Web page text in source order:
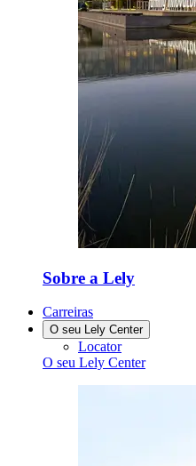
Sobre a Lely
Carreiras
O seu Lely Center
Locator
O seu Lely Center